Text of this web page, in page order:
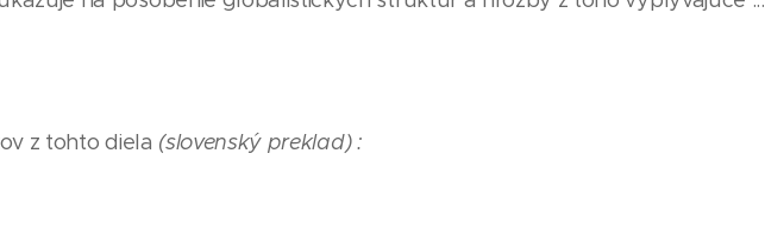
z tohto diela (slovenský preklad) :